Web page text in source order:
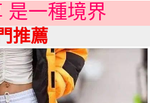
是一種境界
推薦